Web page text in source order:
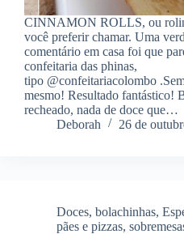
CINNAMON ROLLS, ou
você preferir chamar. Uma
comentário em casa foi que
confeitaria das phinas,
tipo @confeitariacolombo
mesmo! Resultado fantástico!
recheado, nada de doce que…
Deborah
26 de
Doces, bolachinhas,
pães e pizzas,